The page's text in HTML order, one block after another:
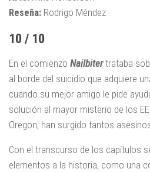
Reseña: Rodrigo Méndez
10 / 10
En el comienzo Nailbitertrataba
al borde del suicidio que adquiere
cuando su mejor amigo le pide
solución al mayor misterio de los
Oregon, han surgido tantos
Con el transcurso de los capítulos
elementos a la historia, como una